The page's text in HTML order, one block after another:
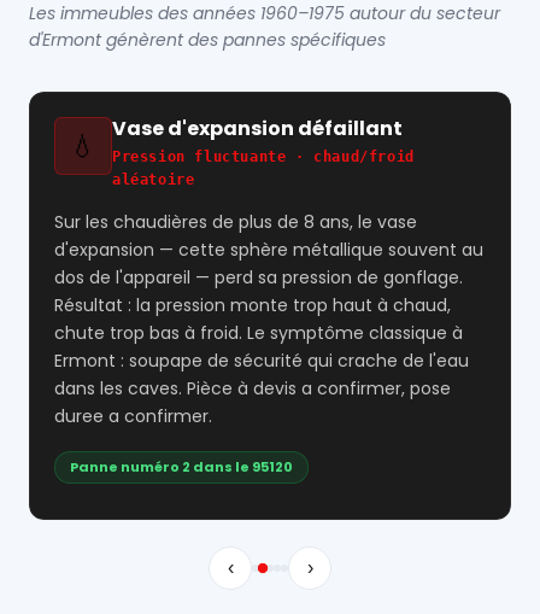
Les immeubles des années 1960–1975 autour du secteur
d'Ermont génèrent des pannes spécifiques
💧 Vase d'expansion défaillant
Pression fluctuante · chaud/froid
aléatoire
Sur les chaudières de plus de 8 ans, le vase
d'expansion — cette sphère métallique souvent au
dos de l'appareil — perd sa pression de gonflage.
Résultat : la pression monte trop haut à chaud,
chute trop bas à froid. Le symptôme classique à
Ermont : soupape de sécurité qui crache de l'eau
dans les caves. Pièce à devis a confirmer, pose
duree a confirmer.
Panne numéro 2 dans le 95120
‹ ›